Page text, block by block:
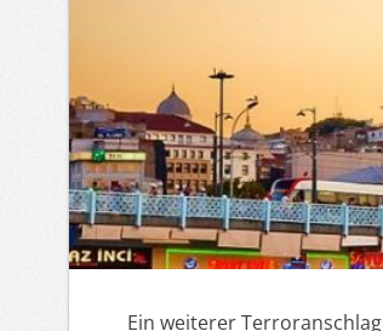
Ein weiterer